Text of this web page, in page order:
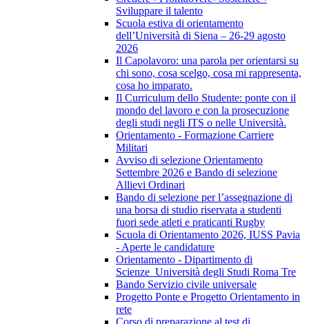
Sviluppare il talento
Scuola estiva di orientamento
dell’Università di Siena – 26-29 agosto
2026
Il Capolavoro: una parola per orientarsi su
chi sono, cosa scelgo, cosa mi rappresenta,
cosa ho imparato.
Il Curriculum dello Studente: ponte con il
mondo del lavoro e con la prosecuzione
degli studi negli ITS o nelle Università.
Orientamento - Formazione Carriere
Militari
Avviso di selezione Orientamento
Settembre 2026 e Bando di selezione
Allievi Ordinari
Bando di selezione per l’assegnazione di
una borsa di studio riservata a studenti
fuori sede atleti e praticanti Rugby
Scuola di Orientamento 2026, IUSS Pavia
- Aperte le candidature
Orientamento - Dipartimento di
Scienze_Università degli Studi Roma Tre
Bando Servizio civile universale
Progetto Ponte e Progetto Orientamento in
rete